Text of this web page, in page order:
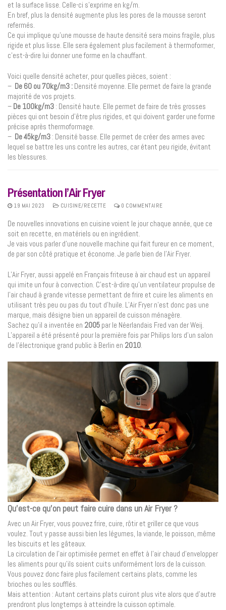
et la surface lisse. Celle-ci s’exprime en kg/m.
En bref, plus la densité augmente plus les pores de la mousse seront
refermés.
Ce qui implique qu’une mousse de haute densité sera moins fragile, plus
rigide et plus lisse. Elle sera également plus facilement à thermoformer,
c’est-à-dire lui donner une forme en la chauffant.
Voici quelle densité acheter, pour quelles pièces, soient :
– De 60 ou 70kg/m3 : Densité moyenne. Elle permet de faire la grande
majorité de vos projets.
– De 100kg/m3 : Densité haute. Elle permet de faire de très grosses
pièces qui ont besoin d’être plus rigides, et qui doivent garder une forme
précise après thermoformage.
– De 45kg/m3 : Densité basse. Elle permet de créer des armes avec
lequel se battre les uns contre les autres, car étant peu rigide, évitant
les blessures.
Présentation l’Air Fryer
19 MAI 2023 CUISINE/RECETTE 0 COMMENTAIRE
De nouvelles innovations en cuisine voient le jour chaque année, que ce
soit en recette, en matériels ou en ingrédient.
Je vais vous parler d’une nouvelle machine qui fait fureur en ce moment,
de par son côté pratique et économe. Je parle bien de l’Air Fryer.
L’Air Fryer, aussi appelé en Français friteuse à air chaud est un appareil
qui imite un four à convection. C’est-à-dire qu’un ventilateur propulse de
l’air chaud à grande vitesse permettant de frire et cuire les aliments en
utilisant très peu ou pas du tout d’huile. L’Air Fryer n’est donc pas une
marque, mais désigne bien un appareil de cuisson ménagère.
Sachez qu’il a inventée en 2005 par le Néerlandais Fred van der Weij.
L’appareil a été présenté pour la première fois par Philips lors d’un salon
de l’électronique grand public à Berlin en 2010.
Qu’est-ce qu’on peut faire cuire dans un Air Fryer ?
Avec un Air Fryer, vous pouvez frire, cuire, rôtir et griller ce que vous
voulez. Tout y passe aussi bien les légumes, la viande, le poisson, même
les biscuits et les gâteaux.
La circulation de l’air optimisée permet en effet à l’air chaud d’envelopper
les aliments pour qu’ils soient cuits uniformément lors de la cuisson.
Vous pouvez donc faire plus facilement certains plats, comme les
brioches ou les soufflés.
Mais attention : Autant certains plats cuiront plus vite alors que d’autre
prendront plus longtemps à atteindre la cuisson optimale.